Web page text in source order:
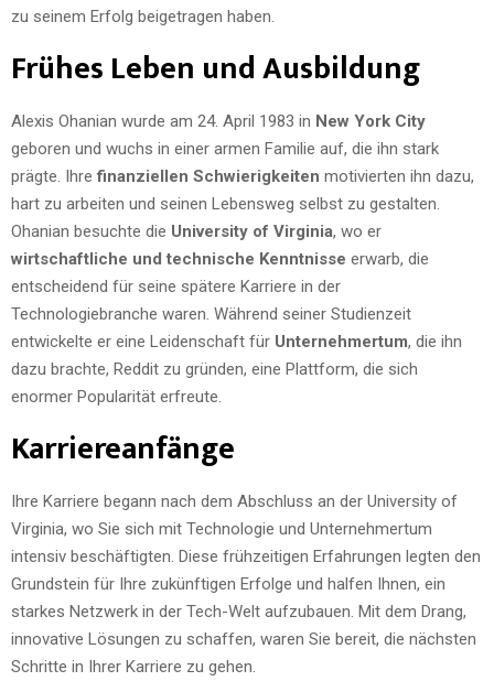
zu seinem Erfolg beigetragen haben.
Frühes Leben und Ausbildung
Alexis Ohanian wurde am 24. April 1983 in New York City
geboren und wuchs in einer armen Familie auf, die ihn stark
prägte. Ihrefinanziellen Schwierigkeiten motivierten ihn dazu,
hart zu arbeiten und seinen Lebensweg selbst zu gestalten.
Ohanian besuchte die University of Virginia, wo er
wirtschaftliche und technische Kenntnisse erwarb, die
entscheidend für seine spätere Karriere in der
Technologiebranche waren. Während seiner Studienzeit
entwickelte er eine Leidenschaft für Unternehmertum, die ihn
dazu brachte, Reddit zu gründen, eine Plattform, die sich
enormer Popularität erfreute.
Karriereanfänge
Ihre Karriere begann nach dem Abschluss an der University of
Virginia, wo Sie sich mit Technologie und Unternehmertum
intensiv beschäftigten. Diese frühzeitigen Erfahrungen legten den
Grundstein für Ihre zukünftigen Erfolge und halfen Ihnen, ein
starkes Netzwerk in der Tech-Welt aufzubauen. Mit dem Drang,
innovative Lösungen zu schaffen, waren Sie bereit, die nächsten
Schritte in Ihrer Karriere zu gehen.